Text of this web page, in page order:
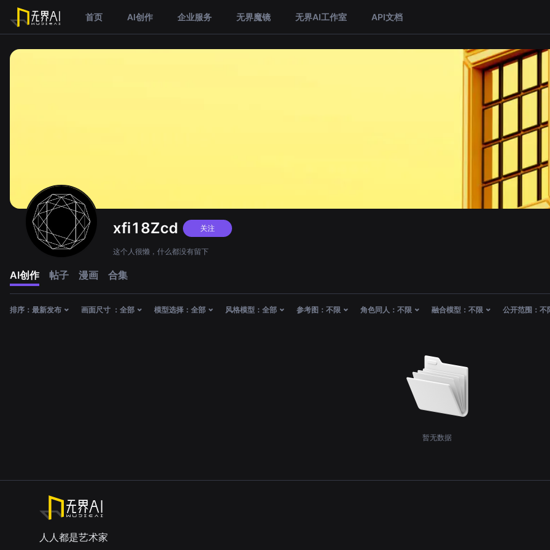
首页 AI创作 企业服务 无界魔镜 无界AI工作室 API文档
xfi18Zcd 关注
这个人很懒，什么都没有留下
AI创作 帖子 漫画 合集
排序： 最新发布 画面尺寸 ： 全部 模型选择： 全部 风格模型： 全部 参考图： 不限 角色同人： 不限 融合模型： 不限 公开范围： 不
暂无数据
人人都是艺术家